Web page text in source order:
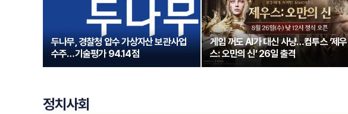
두나무, 경찰청 압수 가상자산 보관사업
수주…기술평가 94.14점
게임 꺼도 AI가 대신 사냥…컴투스 ‘제우
스: 오만의 신’ 26일 출격
정치사회